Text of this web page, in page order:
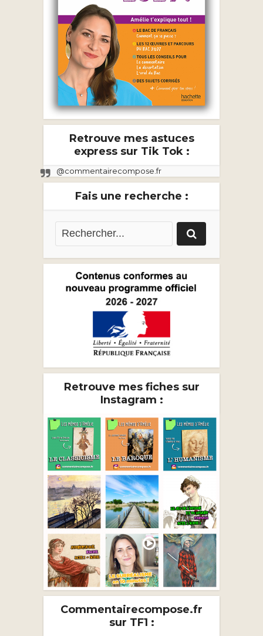
Retrouve mes astuces
express sur Tik Tok :
@commentairecompose.fr
Fais une recherche :
Retrouve mes fiches sur
Instagram :
Commentairecompose.fr
sur TF1 :